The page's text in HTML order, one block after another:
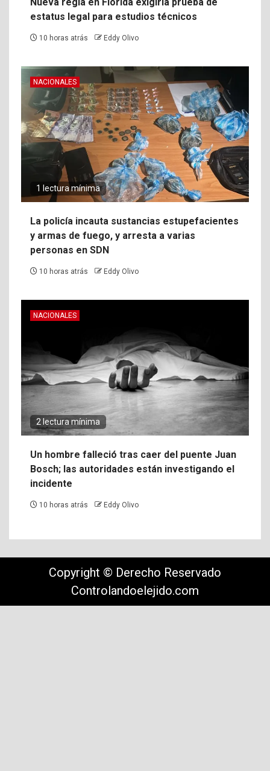
estatus legal para estudios técnicos
10 horas atrás Eddy Olivo
NACIONALES
1 lectura mínima
La policía incauta sustancias estupefacientes
y armas de fuego, y arresta a varias
personas en SDN
10 horas atrás Eddy Olivo
NACIONALES
2 lectura mínima
Un hombre falleció tras caer del puente Juan
Bosch; las autoridades están investigando el
incidente
10 horas atrás Eddy Olivo
Copyright © Derecho Reservado
Controlandoelejido.com